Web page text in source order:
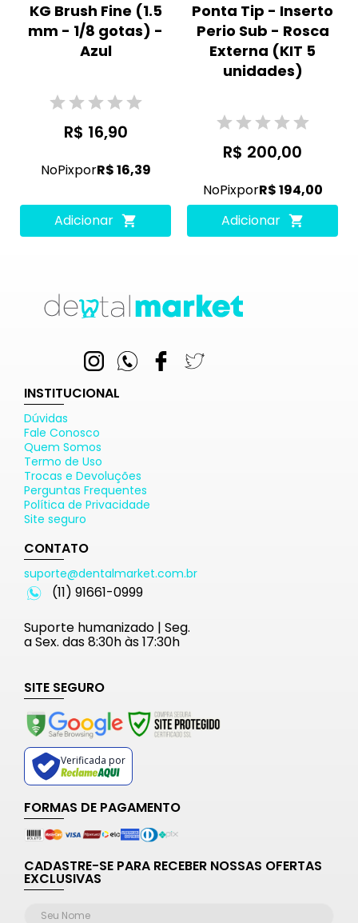
KG Brush Fine (1.5
mm - 1/8 gotas) -
Azul
R$ 16,90
NoPixporR$ 16,39
Adicionar
Ponta Tip - Inserto
Perio Sub - Rosca
Externa (KIT 5
unidades)
R$ 200,00
NoPixporR$ 194,00
Adicionar
INSTITUCIONAL
Dúvidas
Fale Conosco
Quem Somos
Termo de Uso
Trocas e Devoluções
Perguntas Frequentes
Política de Privacidade
Site seguro
CONTATO
suporte@dentalmarket.com.br
(11) 91661-0999
Suporte humanizado | Seg.
a Sex. das 8:30h às 17:30h
SITE SEGURO
Verificada por
FORMAS DE PAGAMENTO
CADASTRE-SE PARA RECEBER NOSSAS OFERTAS
EXCLUSIVAS